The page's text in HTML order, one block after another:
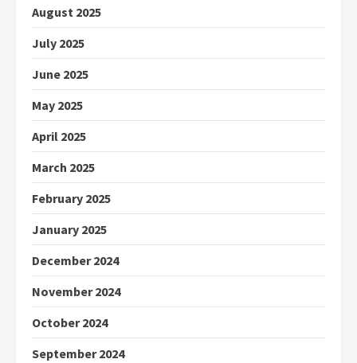
August 2025
July 2025
June 2025
May 2025
April 2025
March 2025
February 2025
January 2025
December 2024
November 2024
October 2024
September 2024